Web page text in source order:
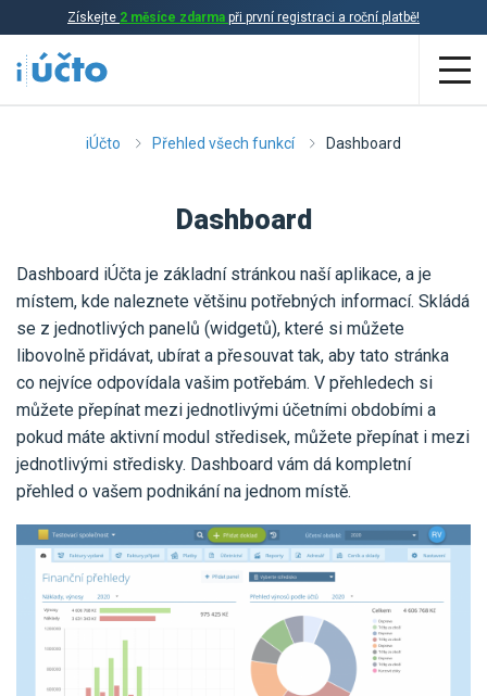
Získejte 2 měsíce zdarma při první registraci a roční platbě!
Aplikace
Fakturace
Přehled funkcí
Online účetnictví
Online daňová evidence
Online fakturace
Propojení s bankou
Účetní a manažerské reporty
Ceník a sklady
One Stop Shop (OSS)
Všechny funkce
Ceník
Účetní služby
Pro uživatele iÚčto
Poptávka účetních služeb
Ceník účetních služeb
Pro koho je určené
Pro firmy
Pro živnostníky
Blog Kontakt
VYZKOUŠET ZDARMA PŘIHLÁSIT SE
iÚčto Přehled všech funkcí Dashboard
Dashboard
Dashboard iÚčta je základní stránkou naší aplikace, a je
místem, kde naleznete většinu potřebných informací. Skládá
se z jednotlivých panelů (widgetů), které si můžete
libovolně přidávat, ubírat a přesouvat tak, aby tato stránka
co nejvíce odpovídala vašim potřebám. V přehledech si
můžete přepínat mezi jednotlivými účetními obdobími a
pokud máte aktivní modul středisek, můžete přepínat i mezi
jednotlivými středisky. Dashboard vám dá kompletní
přehled o vašem podnikání na jednom místě.